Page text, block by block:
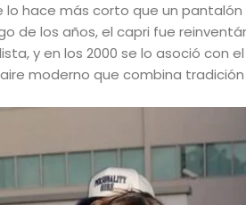
lo hace más corto que un
de los años, el capri fue
y en los 2000 se lo asoció con
moderno que combina tradición